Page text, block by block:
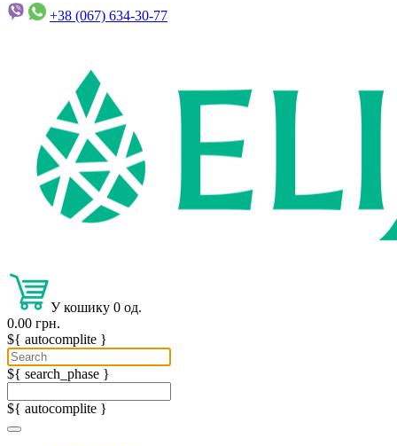
+38 (067) 634-30-77
У кошику 0 од.
0.00 грн.
${ autocomplite }
${ search_phase }
${ autocomplite }